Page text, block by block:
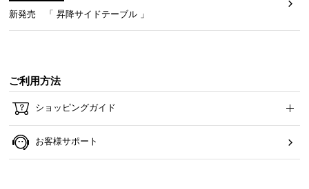
新発売 「 昇降サイドテーブル 」
ご利用方法
ショッピングガイド
お客様サポート